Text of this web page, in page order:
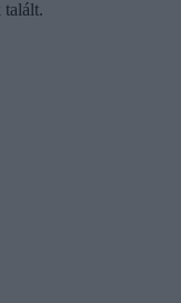
talált.